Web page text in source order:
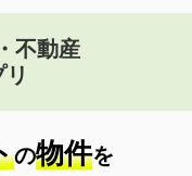
不動産
の物件を